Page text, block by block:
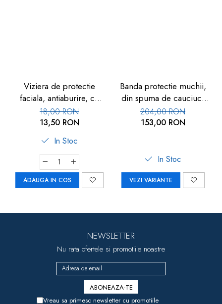
Viziera de protectie
faciala, antiaburire, cu
burete si elastic, set 3
buc, FM-05
18,00 RON
13,50 RON
In Stoc
ADAUGA IN COS
Banda protectie muchii,
din spuma de cauciuc,
5.5x90cm, uz industrial,
3+1 Gratuit
204,00 RON
153,00 RON
In Stoc
VEZI VARIANTE
NEWSLETTER
Nu rata ofertele si promotiile noastre
Vreau sa primesc newsletter cu promotiile